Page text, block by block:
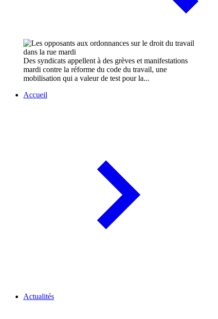
Des syndicats appellent à des grèves et manifestations
mardi contre la réforme du code du travail, une
mobilisation qui a valeur de test pour la...
Accueil
Actualités